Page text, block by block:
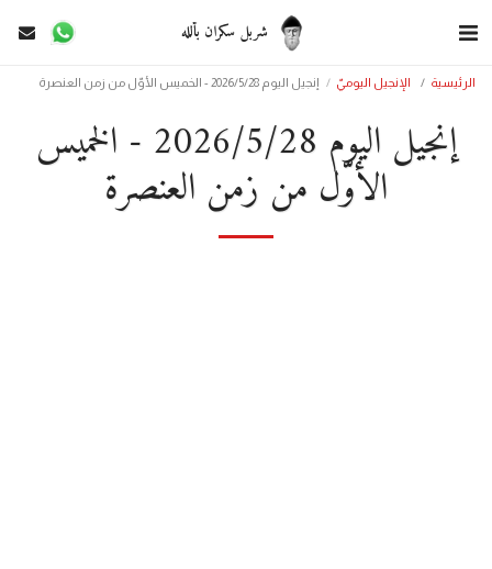
شربل سكران بألله
الرئيسية الإنجيل اليوميّ إنجيل اليوم 2026/5/28 - الخميس الأوّل من زمن العنصرة
إنجيل اليوم 2026/5/28 - الخميس
الأوّل من زمن العنصرة